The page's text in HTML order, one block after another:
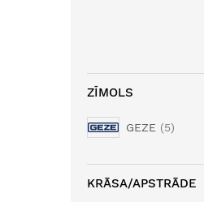
ZĪMOLS
GEZE 5
KRĀSA/APSTRĀDE